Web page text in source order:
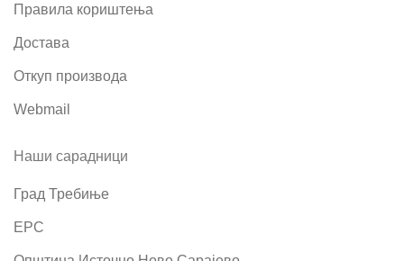
Правила кориштења
Достава
Откуп производа
Webmail
Наши сарадници
Град Требиње
ЕРС